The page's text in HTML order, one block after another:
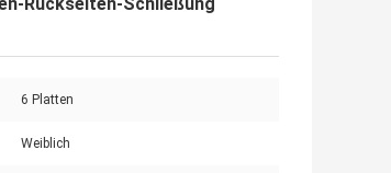
6 Platten
Weiblich